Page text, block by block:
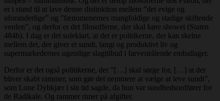
er i stand til at lave denne distinktion mellem ”det evige og
uforanderlige” og ”fænomenernes mangfoldige og stadige skiftende
verden”, og derfor er det filosofferne, der skal køre showet (Staten
484b). I dag er det soleklart, at det er politikerne, der kan skelne
mellem det, der giver et sundt, langt og produktivt liv og
supermarkedernes ugentlige slagtilbud i farvestrålende emballager.
Derfor er det også politikerne, der ”[…] skal sørge for, […] at der
bliver skabt rammer, som gør det nemmere at vælge at leve sundt”,
som Lone Dybkjær i sin tid sagde, da hun var sundhedsordfører for
de Radikale. Og rammer rimer på afgifter.